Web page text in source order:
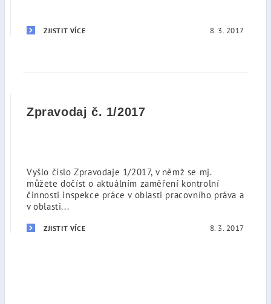
ZJISTIT VÍCE 8. 3. 2017
Zpravodaj č. 1/2017
Vyšlo číslo Zpravodaje 1/2017, v němž se mj.
můžete dočíst o aktuálním zaměření kontrolní
činnosti inspekce práce v oblasti pracovního práva a
v oblasti...
ZJISTIT VÍCE 8. 3. 2017